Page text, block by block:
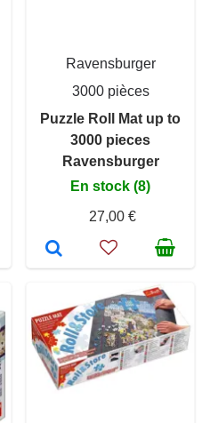
Ravensburger
3000 pièces
Puzzle Roll Mat up to
3000 pieces
Ravensburger
En stock (8)
27,00 €